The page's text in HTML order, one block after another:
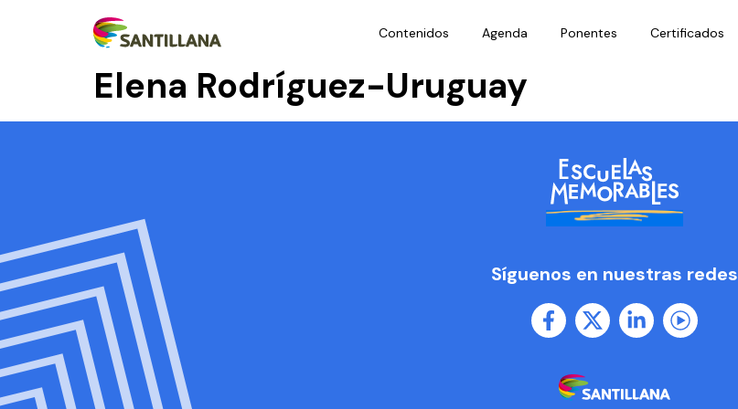
Contenidos Agenda Ponentes Certificados
Elena Rodríguez-Uruguay
Síguenos en nuestras redes